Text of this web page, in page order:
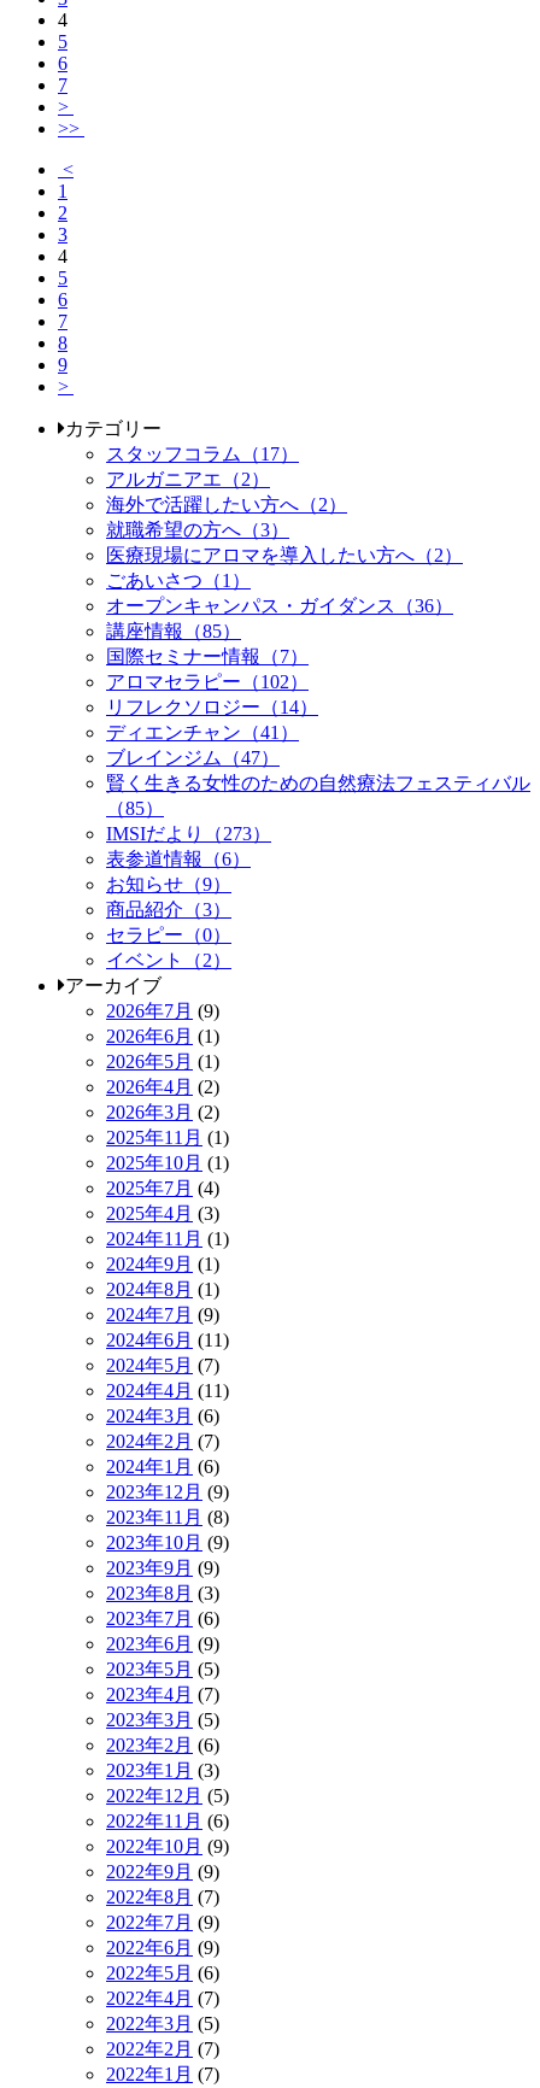
4
5
6
7
>
>>
<
1
2
3
4
5
6
7
8
9
>
カテゴリー
スタッフコラム（17）
アルガニアエ（2）
海外で活躍したい方へ（2）
就職希望の方へ（3）
医療現場にアロマを導入したい方へ（2）
ごあいさつ（1）
オープンキャンパス・ガイダンス（36）
講座情報（85）
国際セミナー情報（7）
アロマセラピー（102）
リフレクソロジー（14）
ディエンチャン（41）
ブレインジム（47）
賢く生きる女性のための自然療法フェスティバル
（85）
IMSIだより（273）
表参道情報（6）
お知らせ（9）
商品紹介（3）
セラピー（0）
イベント（2）
アーカイブ
2026年7月 (9)
2026年6月 (1)
2026年5月 (1)
2026年4月 (2)
2026年3月 (2)
2025年11月 (1)
2025年10月 (1)
2025年7月 (4)
2025年4月 (3)
2024年11月 (1)
2024年9月 (1)
2024年8月 (1)
2024年7月 (9)
2024年6月 (11)
2024年5月 (7)
2024年4月 (11)
2024年3月 (6)
2024年2月 (7)
2024年1月 (6)
2023年12月 (9)
2023年11月 (8)
2023年10月 (9)
2023年9月 (9)
2023年8月 (3)
2023年7月 (6)
2023年6月 (9)
2023年5月 (5)
2023年4月 (7)
2023年3月 (5)
2023年2月 (6)
2023年1月 (3)
2022年12月 (5)
2022年11月 (6)
2022年10月 (9)
2022年9月 (9)
2022年8月 (7)
2022年7月 (9)
2022年6月 (9)
2022年5月 (6)
2022年4月 (7)
2022年3月 (5)
2022年2月 (7)
2022年1月 (7)